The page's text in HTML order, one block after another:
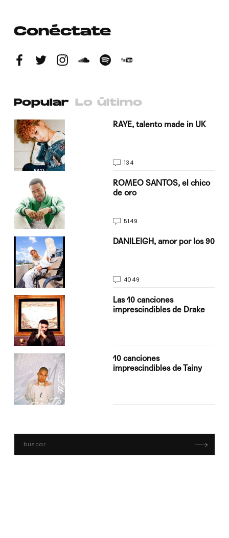
Conéctate
Popular Lo último
RAYE, talento made in UK
134
ROMEO SANTOS, el chico
de oro
5149
DANILEIGH, amor por los 90
4049
Las 10 canciones
imprescindibles de Drake
10 canciones
imprescindibles de Tainy